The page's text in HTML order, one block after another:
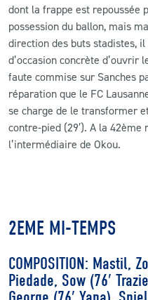
LS ACADEMY CAMPS
MATCH DES CELEBRITES
PRESSE ET MEDIAS
dont la frappe est repoussée
possession du ballon, mais
direction des buts stadistes,
d’occasion concrète d’ouvrir
faute commise sur Sanches
réparation que le FC
se charge de le transformer
contre-pied (29′). A la
l’intermédiaire de Okou.
2EME MI-TEMPS
COMPOSITION: Mastil,
Piedade, Sow (76′